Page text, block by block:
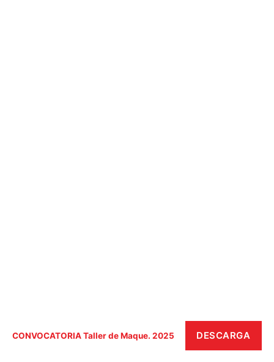
CONVOCATORIA Taller de Maque. 2025 DESCARGA